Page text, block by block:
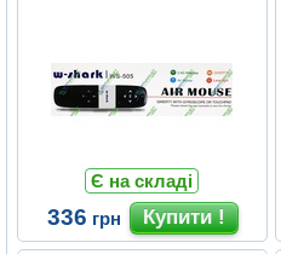
Є на складі
336 грн